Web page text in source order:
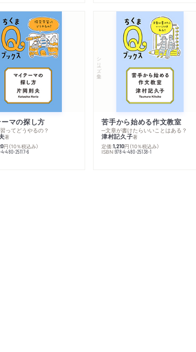
マの探し方
ってどうやるの？
著
円 （10％税込み）
4-480-25117-6
シリーズ・全集
苦手から始める作文教室
─文章が書けたらいいことはある？
津村記久子著
定価:1,210円 （10％税込み）
ISBN:978-4-480-25138-1